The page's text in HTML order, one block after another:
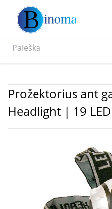
Prožektorius ant galvos
Headlight | 19